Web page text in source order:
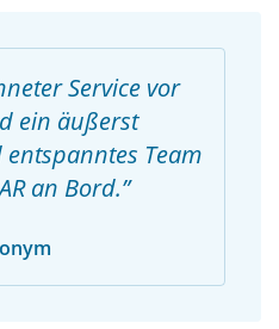
Service vor
ein äußerst
Team
an Bord.